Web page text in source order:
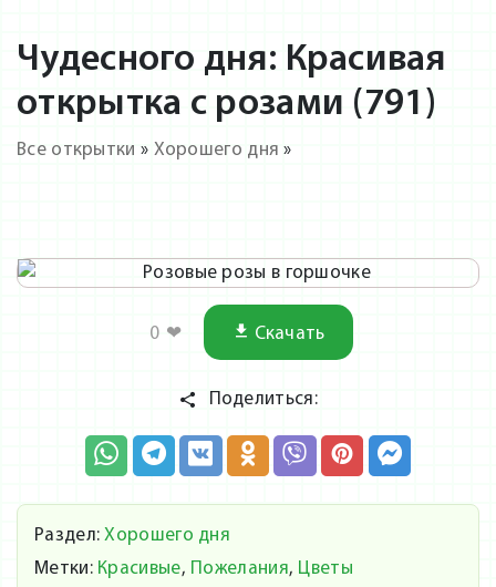
Чудесного дня: Красивая
открытка с розами (791)
Все открытки » Хорошего дня »
0 ❤ Скачать
Поделиться:
Раздел: Хорошего дня
Метки: Красивые, Пожелания, Цветы